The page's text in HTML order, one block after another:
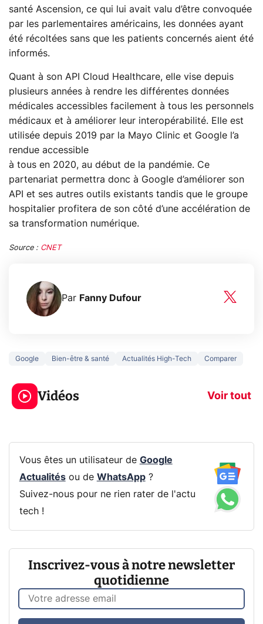
santé Ascension, ce qui lui avait valu d’être convoquée
par les parlementaires américains, les données ayant
été récoltées sans que les patients concernés aient été
informés.
Quant à son API Cloud Healthcare, elle vise depuis
plusieurs années à rendre les différentes données
médicales accessibles facilement à tous les personnels
médicaux et à améliorer leur interopérabilité. Elle est
utilisée depuis 2019 par la Mayo Clinic et Google l’a
rendue accessible
à tous en 2020, au début de la pandémie. Ce
partenariat permettra donc à Google d’améliorer son
API et ses autres outils existants tandis que le groupe
hospitalier profitera de son côté d’une accélération de
sa transformation numérique.
Source : CNET
Par Fanny Dufour
Google Bien-être & santé Actualités High-Tech Comparer
Vidéos Voir tout
5 générations de
jeux dans la
prochaine Xbox !
Ce que vous
navigation
Vous êtes un utilisateur de Google
Actualitésou de WhatsApp?
Suivez-nous pour ne rien rater de l'actu
tech !
Inscrivez-vous à notre newsletter
quotidienne